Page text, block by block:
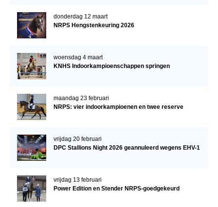
donderdag 12 maart
NRPS Hengstenkeuring 2026
woensdag 4 maart
KNHS Indoorkampioenschappen springen
maandag 23 februari
NRPS: vier indoorkampioenen en twee reserve
vrijdag 20 februari
DPC Stallions Night 2026 geannuleerd wegens EHV-1
vrijdag 13 februari
Power Edition en Stender NRPS-goedgekeurd